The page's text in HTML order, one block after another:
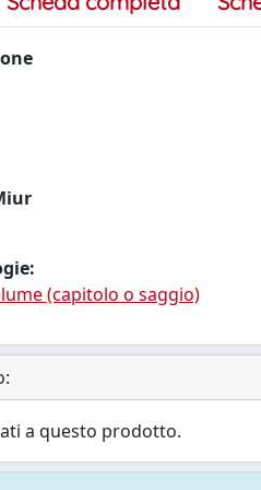
(capitolo o saggio)
a questo prodotto.